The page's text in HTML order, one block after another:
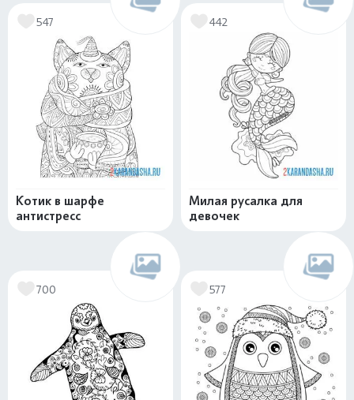
547
Котик в шарфе
антистресс
442
Милая русалка для
девочек
700 577